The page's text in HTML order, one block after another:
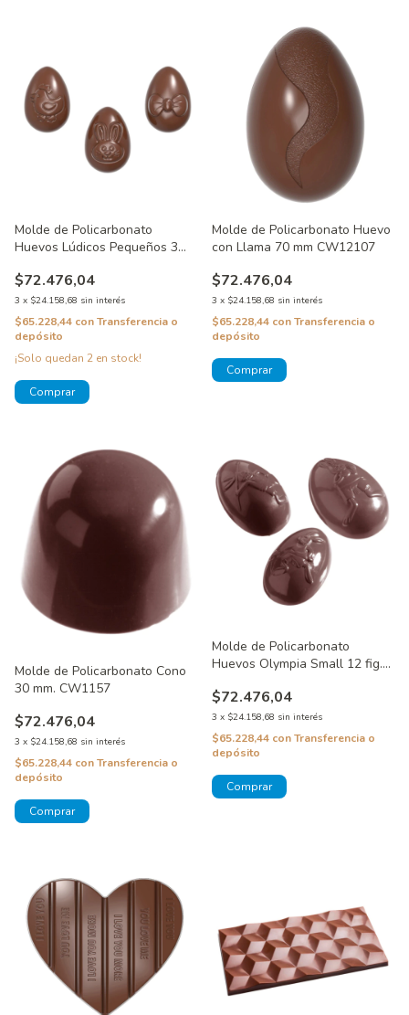
Molde de Policarbonato
Huevos Lúdicos Pequeños 3
$72.476,04
3 x $24.158,68 sin interés
$65.228,44 conTransferencia o
depósito
¡Solo quedan 2 en stock!
Molde de Policarbonato Huevo
con Llama 70 mm CW12107
$72.476,04
3 x $24.158,68 sin interés
$65.228,44 conTransferencia o
depósito
Molde de Policarbonato Cono
30 mm. CW1157
$72.476,04
3 x $24.158,68 sin interés
$65.228,44 conTransferencia o
depósito
Molde de Policarbonato
Huevos Olympia Small 12 fig.
$72.476,04
3 x $24.158,68 sin interés
$65.228,44 conTransferencia o
depósito